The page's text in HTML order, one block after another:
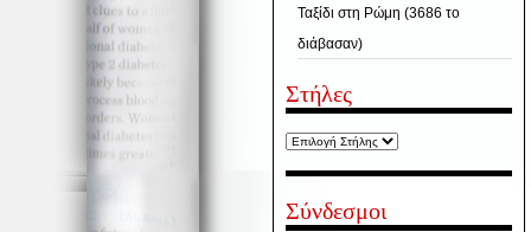
Ταξίδι στη Ρώμη (3686 το
διάβασαν)
Στήλες
Σύνδεσμοι